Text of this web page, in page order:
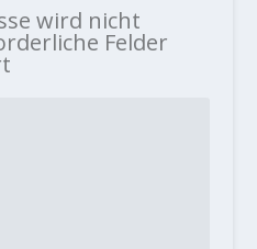
wird nicht
Felder